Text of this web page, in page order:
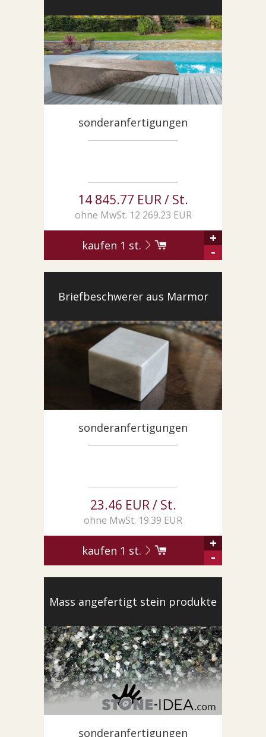
ÜBER UNS
AKTUALITÄTEN
SHOWROOM
KONTAKT
sonderanfertigungen
14 845.77 EUR / St.
ohne MwSt. 12 269.23 EUR
kaufen 1 st.
+
-
Briefbeschwerer aus Marmor
sonderanfertigungen
23.46 EUR / St.
ohne MwSt. 19.39 EUR
kaufen 1 st.
+
-
Mass angefertigt stein produkte
sonderanfertigungen